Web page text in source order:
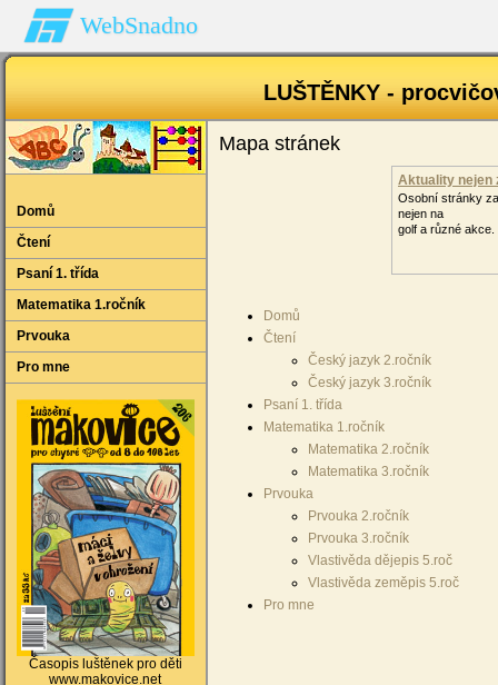
WebSnadno
LUŠTĚNKY -
Domů
Čtení
Psaní 1. třída
Matematika 1.ročník
Prvouka
Pro mne
Časopis luštěnek pro děti
www.makovice.net
Mapa stránek
Aktuality nejen
Osobní stránky
nejen na
golf a různé akce.
Domů
Čtení
Český jazyk 2.ročník
Český jazyk 3.ročník
Psaní 1. třída
Matematika 1.ročník
Matematika 2.ročník
Matematika 3.ročník
Prvouka
Prvouka 2.ročník
Prvouka 3.ročník
Vlastivěda dějepis 5.roč
Vlastivěda zeměpis 5.roč
Pro mne